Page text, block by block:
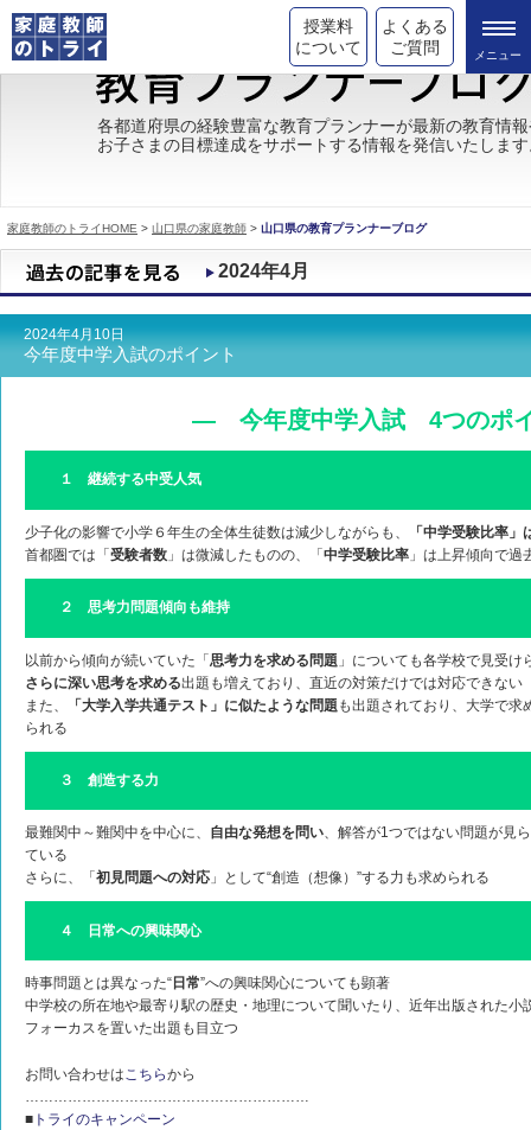
授業料
について
よくある
ご質問
トライの教育理念
成績が上がる理由
都道府県別情報
合格体験談
キャンペーン情報
各都道府県の経験豊富な教育プランナーが最新の教育情
お子さまの目標達成をサポートする情報を発信いたしま
家庭教師のトライHOME > 山口県の家庭教師 > 山口県の教育プランナーブログ
2024年4月
2024年4月10日
今年度中学入試のポイント
― 今年度中学入試 4つのポ
１ 継続する中受人気
少子化の影響で小学６年生の全体生徒数は減少しながらも、
「中学受験比率
首都圏では「受験者数 」は微減したものの、「中学受験比率 」は上昇傾向で過
２ 思考力問題傾向も維持
以前から傾向が続いていた「思考力を求める問題 」についても各学校で見受け
さらに深い思考を求める出題も増えており、直近の対策だけでは対応できない
また、
「大学入学共通テスト」に似たような問題 も出題されており、大学で求
られる
３ 創造する力
最難関中～難関中を中心に、 自由な発想を問い、解答が1つではない問題が見
ている
さらに、「 初見問題への対応 」として“創造（想像）”する力も求められる
４ 日常への興味関心
時事問題とは異なった“ 日常”への興味関心についても顕著
中学校の所在地や最寄り駅の歴史・地理について聞いたり、近年出版された小
フォーカスを置いた出題も目立つ
お問い合わせはこちらから
……………………………………………………
■ トライのキャンペーン